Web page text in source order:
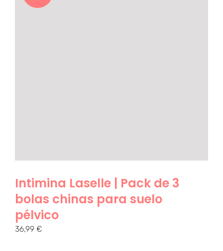
Intimina Laselle | Pack de 3
bolas chinas para suelo
pélvico
36,99 €